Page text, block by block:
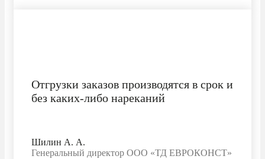
Отгрузки заказов производятся в срок и
без каких-либо нареканий
Шилин А. А.
Генеральный директор ООО «ТД ЕВРОКОНСТ»